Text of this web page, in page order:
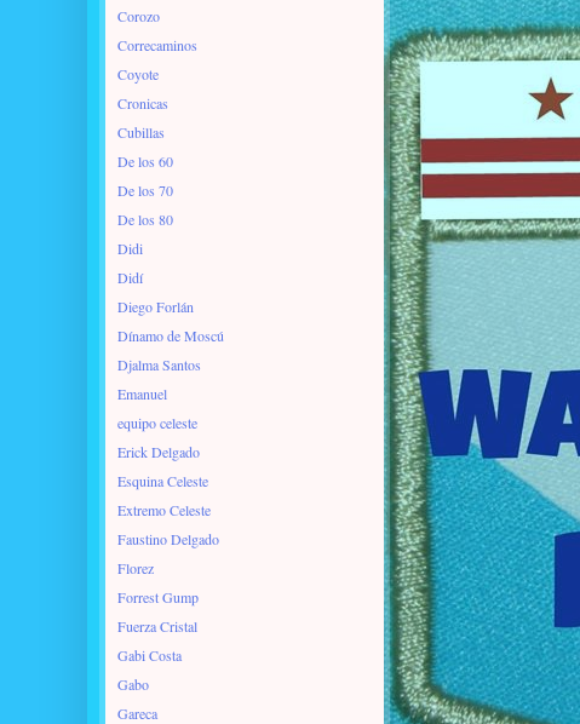
Corozo
Correcaminos
Coyote
Cronicas
Cubillas
De los 60
De los 70
De los 80
Didi
Didí
Diego Forlán
Dínamo de Moscú
Djalma Santos
Emanuel
equipo celeste
Erick Delgado
Esquina Celeste
Extremo Celeste
Faustino Delgado
Florez
Forrest Gump
Fuerza Cristal
Gabi Costa
Gabo
Gareca